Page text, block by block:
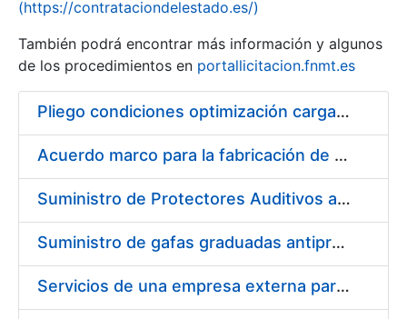
Show/Hide
(https://contrataciondelestado.es/)
También podrá encontrar más información y algunos
de los procedimientos en portallicitacion.fnmt.es
Pliego condiciones optimización cargas compras firmado
Acuerdo marco para la fabricación de piezas
Suministro de Protectores Auditivos a medida para las personas trabajadoras de los Centros de Trabajo de Madrid y Burgos
Suministro de gafas graduadas antiproyecciones para los trabajadores de la FNMT-RCM en los centros de trabajo de Madrid y Burgos
Servicios de una empresa externa para el asesoramiento y resolución de los recursos de alzada que se presentan relacionados con procesos de selección para la FNMT-RCM